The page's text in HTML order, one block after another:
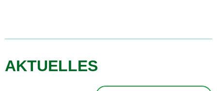
AKTUELLES